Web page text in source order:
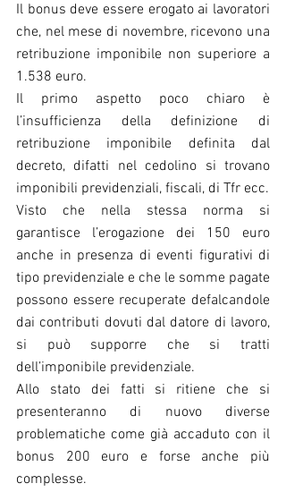
Il bonus deve essere erogato ai lavoratori
che, nel mese di novembre, ricevono una
retribuzione imponibile non superiore a
1.538 euro.
Il primo aspetto poco chiaro è
l’insufficienza della definizione di
retribuzione imponibile definita dal
decreto, difatti nel cedolino si trovano
imponibili previdenziali, fiscali, di Tfr ecc.
Visto che nella stessa norma si
garantisce l’erogazione dei 150 euro
anche in presenza di eventi figurativi di
tipo previdenziale e che le somme pagate
possono essere recuperate defalcandole
dai contributi dovuti dal datore di lavoro,
si può supporre che si tratti
dell’imponibile previdenziale.
Allo stato dei fatti si ritiene che si
presenteranno di nuovo diverse
problematiche come già accaduto con il
bonus 200 euro e forse anche più
complesse.